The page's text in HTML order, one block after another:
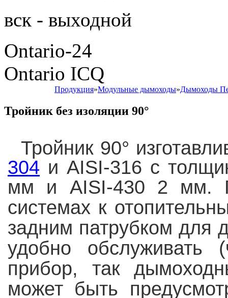
вск - выходной
Ontario-24
Ontario ICQ
Продукция»Модульные дымоходы»Дымоходы
Тройник без изоляции 90°
Тройник 90°
304 и AISI-316 с
мм и AISI-430 2 мм.
системах к
задним патрубком для
удобно обслуживать
прибор, так
может быть